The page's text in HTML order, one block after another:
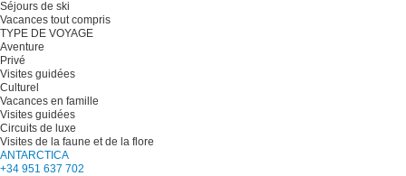
Séjours de ski
Vacances tout compris
TYPE DE VOYAGE
Aventure
Privé
Visites guidées
Culturel
Vacances en famille
Visites guidées
Circuits de luxe
Visites de la faune et de la flore
ANTARCTICA
+34 951 637 702